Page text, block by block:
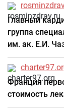
Главный
группа
им. ак. Е.И.
провели
поддержке в
Франция
стоимость